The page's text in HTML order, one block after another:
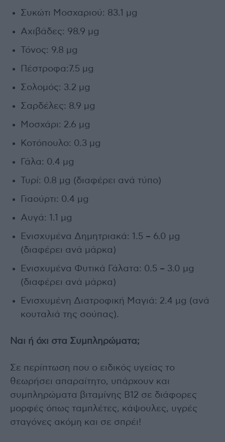
Συκώτι Μοσχαριού: 83.1 μg
Αχιβάδες: 98.9 μg
Τόνος: 9.8 μg
Πέστροφα:7.5 μg
Σολομός: 3.2 μg
Σαρδέλες: 8.9 μg
Μοσχάρι: 2.6 μg
Κοτόπουλο: 0.3 μg
Γάλα: 0.4 μg
Τυρί: 0.8 μg (διαφέρει ανά τύπο)
Γιαούρτι: 0.4 μg
Αυγά: 1.1 μg
Ενισχυμένα Δημητριακά: 1.5 – 6.0 μg
(διαφέρει ανά μάρκα)
Ενισχυμένα Φυτικά Γάλατα: 0.5 – 3.0 μg
(διαφέρει ανά μάρκα)
Ενισχυμένη Διατροφική Μαγιά: 2.4 μg (ανά
κουταλιά της σούπας).
Ναι ή όχι στα Συμπληρώματα;
Σε περίπτωση που ο ειδικός υγείας το
θεωρήσει απαραίτητο, υπάρχουν και
συμπληρώματα βιταμίνης Β12 σε διάφορες
μορφές όπως ταμπλέτες, κάψουλες, υγρές
σταγόνες ακόμη και σε σπρέι!